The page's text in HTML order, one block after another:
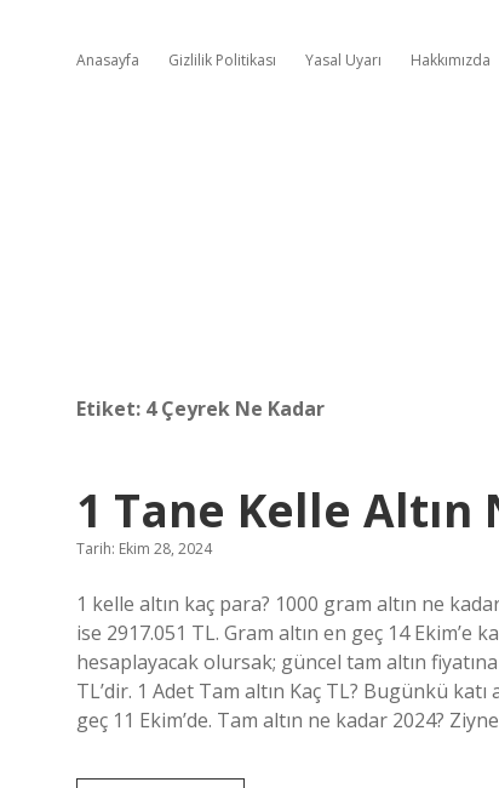
Anasayfa Gizlilik Politikası Yasal Uyarı Hakkımızda
Etiket: 4 Çeyrek Ne Kadar
1 Tane Kelle Altın
Tarih: Ekim 28, 2024
1 kelle altın kaç para? 1000 gram altın ne
ise 2917.051 TL. Gram altın en geç 14 Ekim’e
hesaplayacak olursak; güncel tam altın fiyatına
TL’dir. 1 Adet Tam altın Kaç TL? Bugünkü katı
geç 11 Ekim’de. Tam altın ne kadar 2024?